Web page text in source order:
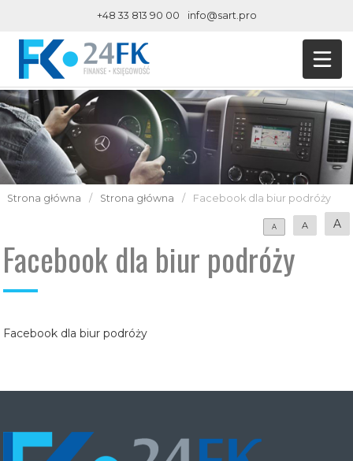
+48 33 813 90 00 info@sart.pro
Strona główna / Strona główna / Facebook dla biur podróży
A A A
Facebook dla biur podróży
Facebook dla biur podróży